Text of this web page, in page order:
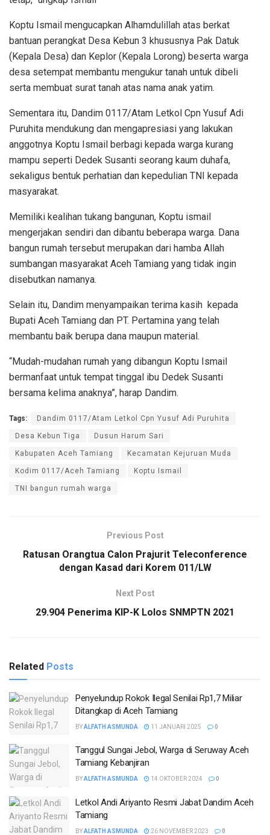
Koptu Ismail mengucapkan Alhamdulillah atas berkat
bantuan perangkat Desa Kebun 3 khususnya Pak Datuk
(Kepala Desa) dan Keplor (Kepala Lorong) beserta warga
desa setempat membantu mengukur tanah untuk dibeli
serta membuat surat tanah atas nama anak yatim.
Sementara itu, Dandim 0117/Atam Letkol Cpn Yusuf Adi
Puruhita mendukung dan mengapresiasi yang lakukan
anggotnya Koptu Ismail berbagi kepada warga kurang
mampu seperti Dedek Susanti seorang kaum duhafa,
sekaligus bentuk perhatian dan kepedulian TNI kepada
masyarakat.
Memiliki kealihan tukang bangunan, Koptu ismail
mengerjakan sendiri dan dibantu beberapa warga. Dana
bangun rumah tersebut merupakan dari hamba Allah
sumbangan masyarakat Aceh Tamiang yang tidak ingin
disebutkan namanya.
Selain itu, Dandim menyampaikan terima kasih kepada
Bupati Aceh Tamiang dan PT. Pertamina yang telah
membantu baik berupa dana maupun material.
“Mudah-mudahan rumah yang dibangun Koptu Ismail
bermanfaat untuk tempat tinggal ibu Dedek Susanti
bersama kelima anaknya”, harap Dandim.
Tags: Dandim 0117/Atam Letkol Cpn Yusuf Adi Puruhita
Desa Kebun Tiga Dusun Harum Sari
Kabupaten Aceh Tamiang Kecamatan Kejuruan Muda
Kodim 0117/Aceh Tamiang Koptu Ismail
TNI bangun rumah warga
Previous Post
Ratusan Orangtua Calon Prajurit Teleconference
dengan Kasad dari Korem 011/LW
Next Post
29.904 Penerima KIP-K Lolos SNMPTN 2021
Related Posts
Penyelundup Rokok Ilegal Senilai Rp1,7 Miliar
Ditangkap di Aceh Tamiang
BYALFATH ASMUNDA 11 JANUARI 2025 0
Tanggul Sungai Jebol, Warga di Seruway Aceh
Tamiang Kebanjiran
BYALFATH ASMUNDA 14 OKTOBER 2024 0
Letkol Andi Ariyanto Resmi Jabat Dandim Aceh
Tamiang
BYALFATH ASMUNDA 26 NOVEMBER 2023 0